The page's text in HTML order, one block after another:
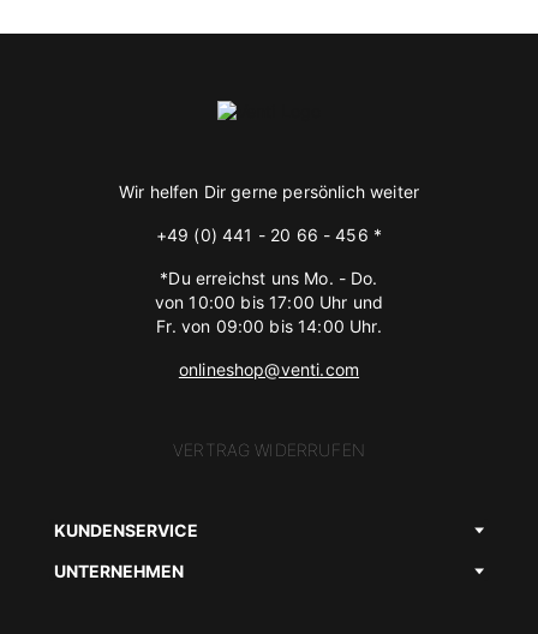
Wir helfen Dir gerne persönlich weiter
+49 (0) 441 - 20 66 - 456 *
*Du erreichst uns Mo. - Do.
von 10:00 bis 17:00 Uhr und
Fr. von 09:00 bis 14:00 Uhr.
onlineshop@venti.com
VERTRAG WIDERRUFEN
KUNDENSERVICE
UNTERNEHMEN